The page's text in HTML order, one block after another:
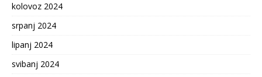
kolovoz 2024
srpanj 2024
lipanj 2024
svibanj 2024